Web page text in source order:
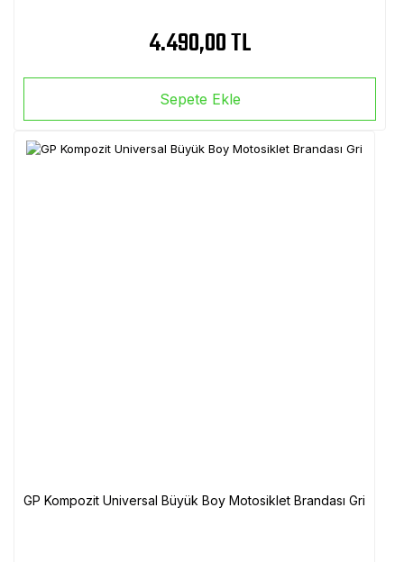
4.490,00 TL
Sepete Ekle
GP Kompozit Universal Büyük Boy Motosiklet Brandası Gri